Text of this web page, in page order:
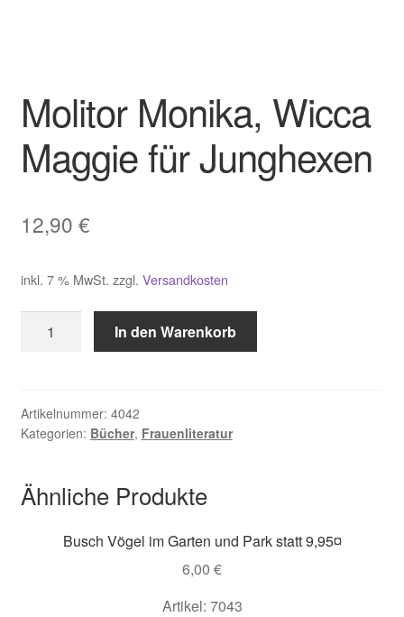
Molitor Monika, Wicca
Maggie für Junghexen
12,90 €
inkl. 7 % MwSt. zzgl. Versandkosten
Monika,
für
Junghexen
In den Warenkorb
Artikelnummer: 4042
Kategorien: Bücher, Frauenliteratur
Ähnliche Produkte
Busch Vögel im Garten und Park statt 9,95¤
6,00 €
Artikel: 7043